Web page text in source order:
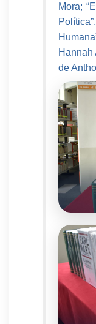
Mora;
Hannah
de